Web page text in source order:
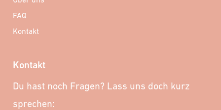
FAQ
Kontakt
Kontakt
Du hast noch Fragen? Lass uns doch kurz
sprechen: